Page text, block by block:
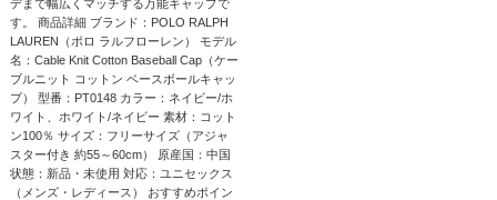
デまで幅広くマッチする万能キャップで
す。 商品詳細 ブランド：POLO RALPH
LAUREN（ポロ ラルフローレン） モデル
名：Cable Knit Cotton Baseball Cap（ケー
ブルニット コットン ベースボールキャッ
プ） 型番：PT0148 カラー：ネイビー/ホ
ワイト、ホワイト/ネイビー 素材：コット
ン100％ サイズ：フリーサイズ（アジャ
スター付き 約55～60cm） 原産国：中国
状態：新品・未使用 対応：ユニセックス
（メンズ・レディース） おすすめポイン